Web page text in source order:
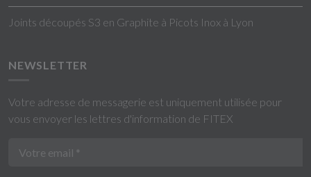
Joints découpés S3 en Graphite à Picots Inox à Lyon
NEWSLETTER
Votre adresse de messagerie est uniquement utilisée pour
vous envoyer les lettres d'information de FITEX